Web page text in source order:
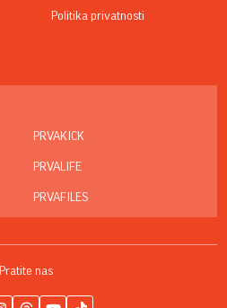
Politika privatnosti
PRVAKICK
PRVALIFE
PRVAFILES
Pratite nas